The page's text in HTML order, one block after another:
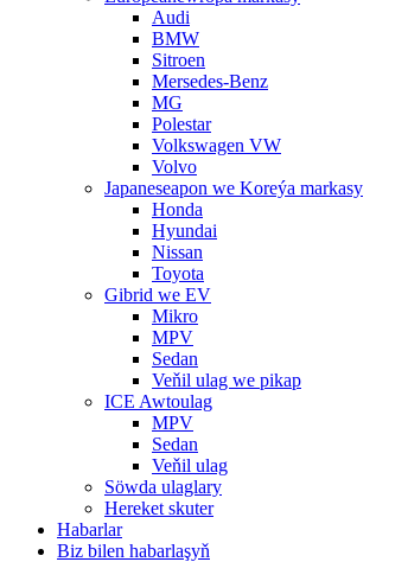
Audi
BMW
Sitroen
Mersedes-Benz
MG
Polestar
Volkswagen VW
Volvo
Japaneseapon we Koreýa markasy
Honda
Hyundai
Nissan
Toyota
Gibrid we EV
Mikro
MPV
Sedan
Veňil ulag we pikap
ICE Awtoulag
MPV
Sedan
Veňil ulag
Söwda ulaglary
Hereket skuter
Habarlar
Biz bilen habarlaşyň